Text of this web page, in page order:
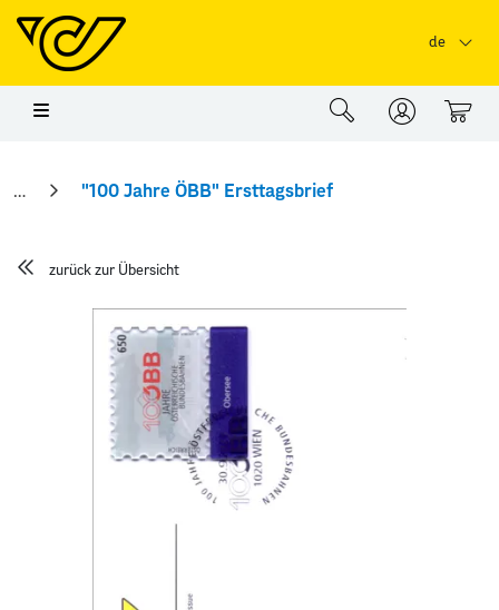
Springe zu Hauptinhalt
de
0
"100 Jahre ÖBB" Ersttagsbrief
zurück zur Übersicht